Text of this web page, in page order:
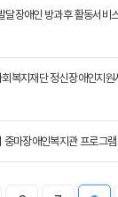
달장애인 방과후 활동서비
복지재단 정신장애인지원
마장애인복지관 프로그램